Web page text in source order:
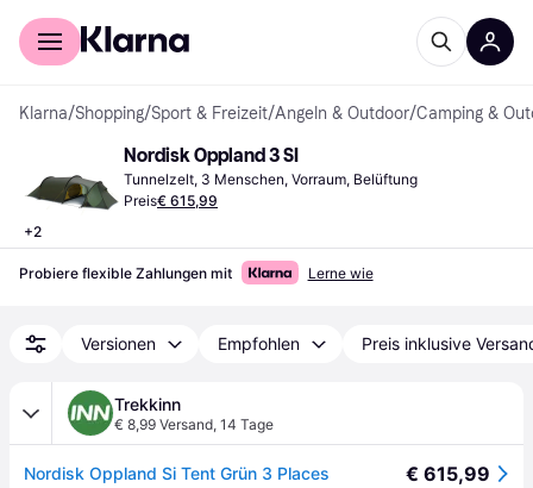
Für Shopper
Klarna/Shopping/Sport & Freizeit/Angeln & Outdoor/Camping &
+2
Nordisk Oppland 3 SI
Tunnelzelt, 3 Menschen, Vorraum, Belüftung
Preis€ 615,99
Probiere flexible Zahlungen mit Lerne wie
Versionen Empfohlen Preis inklusive
Trekkinn
€ 8,99 Versand, 14 Tage
Nordisk Oppland Si Tent Grün 3 Places € 615,99